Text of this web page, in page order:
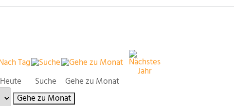
Heute Suche
Gehe zu Monat
Gehe zu Monat